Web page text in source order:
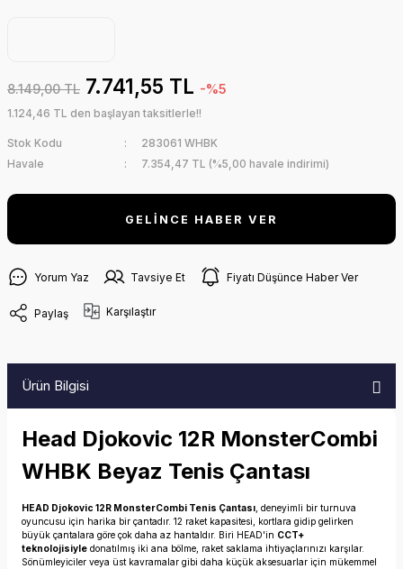
8.149,00 TL 7.741,55 TL -%5
1.124,46 TL den başlayan taksitlerle!!
Stok Kodu
283061 WHBK
Havale
7.354,47 TL (%5,00 havale indirimi)
GELİNCE HABER VER
Yorum Yaz Tavsiye Et Fiyatı Düşünce Haber Ver
Paylaş Karşılaştır
Ürün Bilgisi
Head Djokovic 12R MonsterCombi
WHBK Beyaz Tenis Çantası
HEAD Djokovic 12R MonsterCombi Tenis Çantası , deneyimli bir turnuva
oyuncusu için harika bir çantadır. 12 raket kapasitesi, kortlara gidip gelirken
büyük çantalara göre çok daha az hantaldır. Biri HEAD'in CCT+
teknolojisiyle donatılmış iki ana bölme, raket saklama ihtiyaçlarınızı karşılar.
Sönümleyiciler veya üst kavramalar gibi daha küçük aksesuarlar için mükemmel